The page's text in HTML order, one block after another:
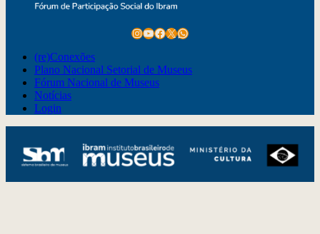
Instagram
Youtube
Facebook
X WhatsApp
(re)Conexões
Plano Nacional Setorial de Museus
Fórum Nacional de Museus
Notícias
Login